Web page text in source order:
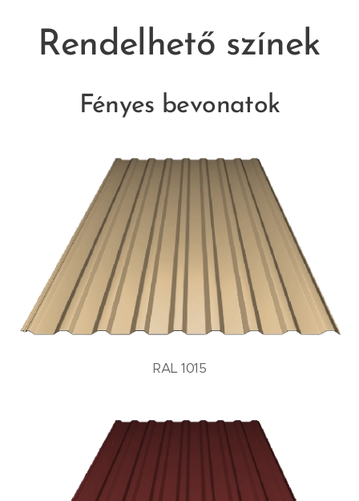
Rendelhető színek
Fényes bevonatok
RAL 1015